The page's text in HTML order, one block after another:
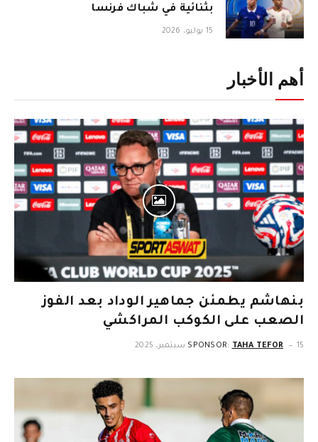
بثنائية في شباك فرنسا
15 يوليو، 2026
أهم الأخبار
بنهاشم يطمئن جماهير الوداد بعد الفوز
الصعب على الكوكب المراكشي
SPONSOR:TAHA TEFOR 15 سبتمبر، 2025